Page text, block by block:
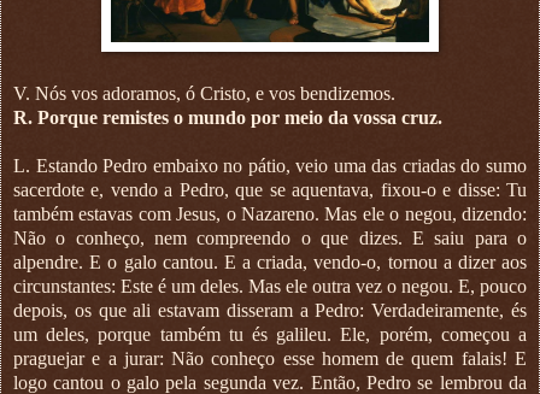
V. Nós vos adoramos, ó Cristo, e vos bendizemos.
R. Porque remistes o mundo por meio da vossa cruz.
L. Estando Pedro embaixo no pátio, veio uma das criadas do sumo
sacerdote e, vendo a Pedro, que se aquentava, fixou-o e disse: Tu
também estavas com Jesus, o Nazareno. Mas ele o negou, dizendo:
Não o conheço, nem compreendo o que dizes. E saiu para o
alpendre. E o galo cantou. E a criada, vendo-o, tornou a dizer aos
circunstantes: Este é um deles. Mas ele outra vez o negou. E, pouco
depois, os que ali estavam disseram a Pedro: Verdadeiramente, és
um deles, porque também tu és galileu. Ele, porém, começou a
praguejar e a jurar: Não conheço esse homem de quem falais! E
logo cantou o galo pela segunda vez. Então, Pedro se lembrou da